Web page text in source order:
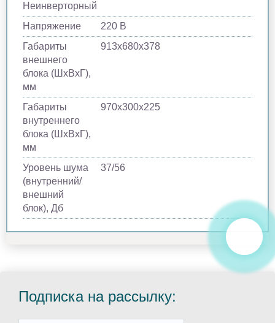
Неинверторный
Напряжение
220 В
Габариты
внешнего
блока (ШхВхГ),
мм
913х680х378
Габариты
внутреннего
блока (ШхВхГ),
мм
970х300х225
Уровень шума
(внутренний/
внешний
блок), Дб
37/56
Подписка на рассылку: